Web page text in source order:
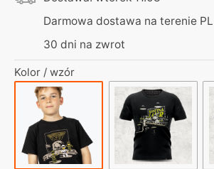
Kapitan
to
mały
człowieka
Darmowa dostawa na terenie
30 dni na zwrot
Kolor / wzór